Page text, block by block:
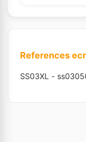
References
SS03XL -